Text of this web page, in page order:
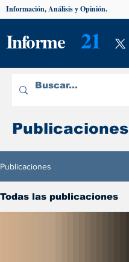
Informe 21
Información, Análisis y Opinión.
Publicaciones
Publicaciones
Todas las publicaciones